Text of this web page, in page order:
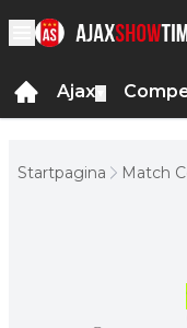
Ajax
Startpagina Match